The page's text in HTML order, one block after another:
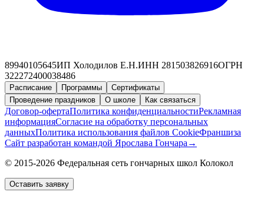
89940105645ИП Холодилов Е.Н.ИНН 281503826916ОГРН
322272400038486
Расписание Программы
Сертификаты
Проведение праздников
О школе Как связаться
Договор-офертаПолитика конфиденциальностиРекламная
информацияСогласие на обработку персональных
данныхПолитика использования файлов CookieФраншиза
Сайт разработан командой Ярослава Гончара →
© 2015-2026 Федеральная сеть гончарных школ Колокол
Оставить заявку